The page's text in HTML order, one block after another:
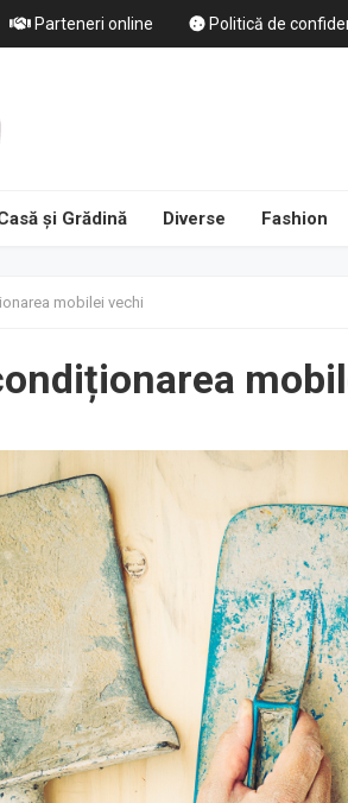
Parteneri online Politică de
și Grădină Diverse Fashion
mobilei vechi